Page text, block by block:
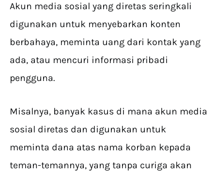
Akun media sosial yang diretas seringkali
digunakan untuk menyebarkan konten
berbahaya, meminta uang dari kontak yang
ada, atau mencuri informasi pribadi
pengguna.
Misalnya, banyak kasus di mana akun media
sosial diretas dan digunakan untuk
meminta dana atas nama korban kepada
teman-temannya, yang tanpa curiga akan